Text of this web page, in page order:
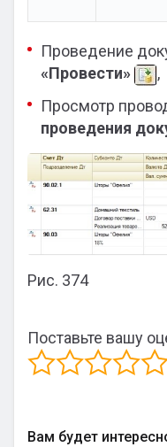
Проведение
«Провести»
,
Просмотр
проведения
Рис. 374
Поставьте вашу
Вам будет